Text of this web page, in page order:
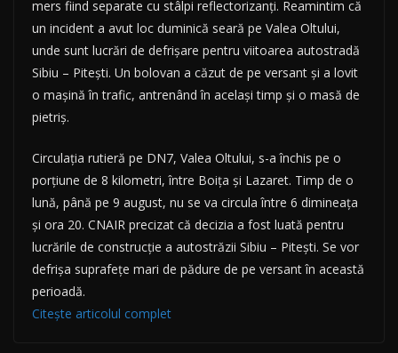
mers fiind separate cu stâlpi reflectorizanți. Reamintim că
un incident a avut loc duminică seară pe Valea Oltului,
unde sunt lucrări de defrișare pentru viitoarea autostradă
Sibiu – Pitești. Un bolovan a căzut de pe versant și a lovit
o mașină în trafic, antrenând în același timp și o masă de
pietriș.
Circulația rutieră pe DN7, Valea Oltului, s-a închis pe o
porțiune de 8 kilometri, între Boița și Lazaret. Timp de o
lună, până pe 9 august, nu se va circula între 6 dimineața
și ora 20. CNAIR precizat că decizia a fost luată pentru
lucrările de construcție a autostrăzii Sibiu – Pitești. Se vor
defrișa suprafețe mari de pădure de pe versant în această
perioadă.
Citește articolul complet